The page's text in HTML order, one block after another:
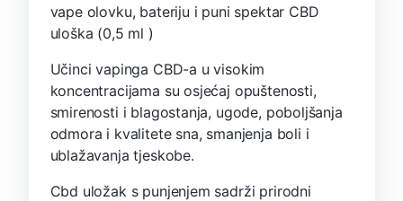
vape olovku, bateriju i puni spektar CBD
uloška (0,5 ml )
Učinci vapinga CBD-a u visokim
koncentracijama su osjećaj opuštenosti,
smirenosti i blagostanja, ugode, poboljšanja
odmora i kvalitete sna, smanjenja boli i
ublažavanja tjeskobe.
Cbd uložak s punjenjem sadrži prirodni